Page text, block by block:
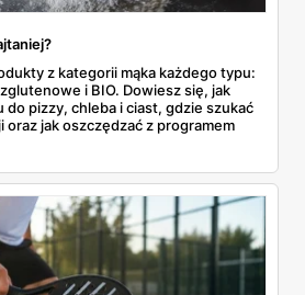
z kategorii mąka każdego typu:
i BIO. Dowiesz się, jak
do pizzy, chleba i ciast, gdzie szukać
oraz jak oszczędzać z programem